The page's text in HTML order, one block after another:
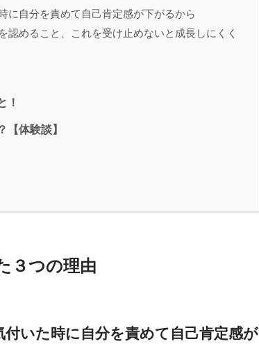
自分を責めて自己肯定感が下がるから
めること、これを受け止めないと成長しにくく
！
体験談】
３つの理由
いた時に自分を責めて自己肯定感が